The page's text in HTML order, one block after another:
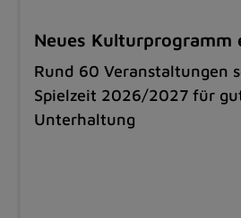
Neues Kulturprogramm
Rund 60 Veranstaltungen
Spielzeit 2026/2027 für
Unterhaltung